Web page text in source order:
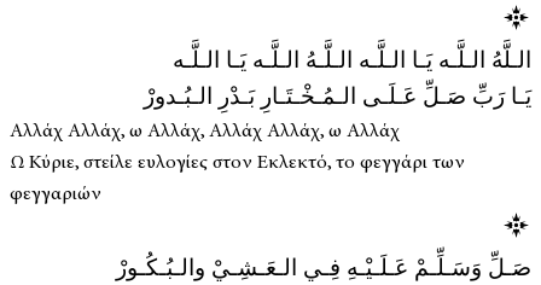
الـلَّهُ الـلَّـه يَـا الـلَّـه الـلَّـهُ الـلَّـه يَـا الـلَّـه
يَـا رَبِّ صَـلِّ عَـلَـى الـمُـخْـتَـارِ بَـدْرِ الـبُـدورْ
Αλλάχ Αλλάχ, ω Αλλάχ, Αλλάχ Αλλάχ, ω Αλλάχ
Ω Κύριε, στείλε ευλογίες στον Εκλεκτό, το φεγγάρι των
φεγγαριών
صَـلِّ وَسَـلِّـمْ عَـلَـيْـهِ فِـي الـعَـشِـيْ والـبُـكُـورْ